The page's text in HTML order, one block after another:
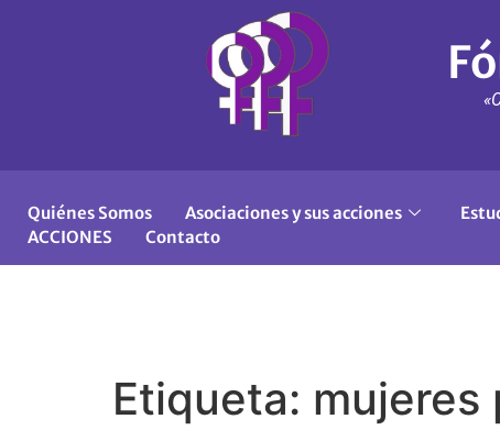
Quiénes Somos Asociaciones y sus acciones
ACCIONES
Contacto
Etiqueta: mujeres